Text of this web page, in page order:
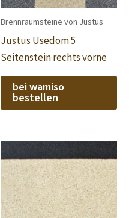
Brennraumsteine von Justus
Justus Usedom 5
Seitenstein rechts vorne
bei wamiso
bestellen